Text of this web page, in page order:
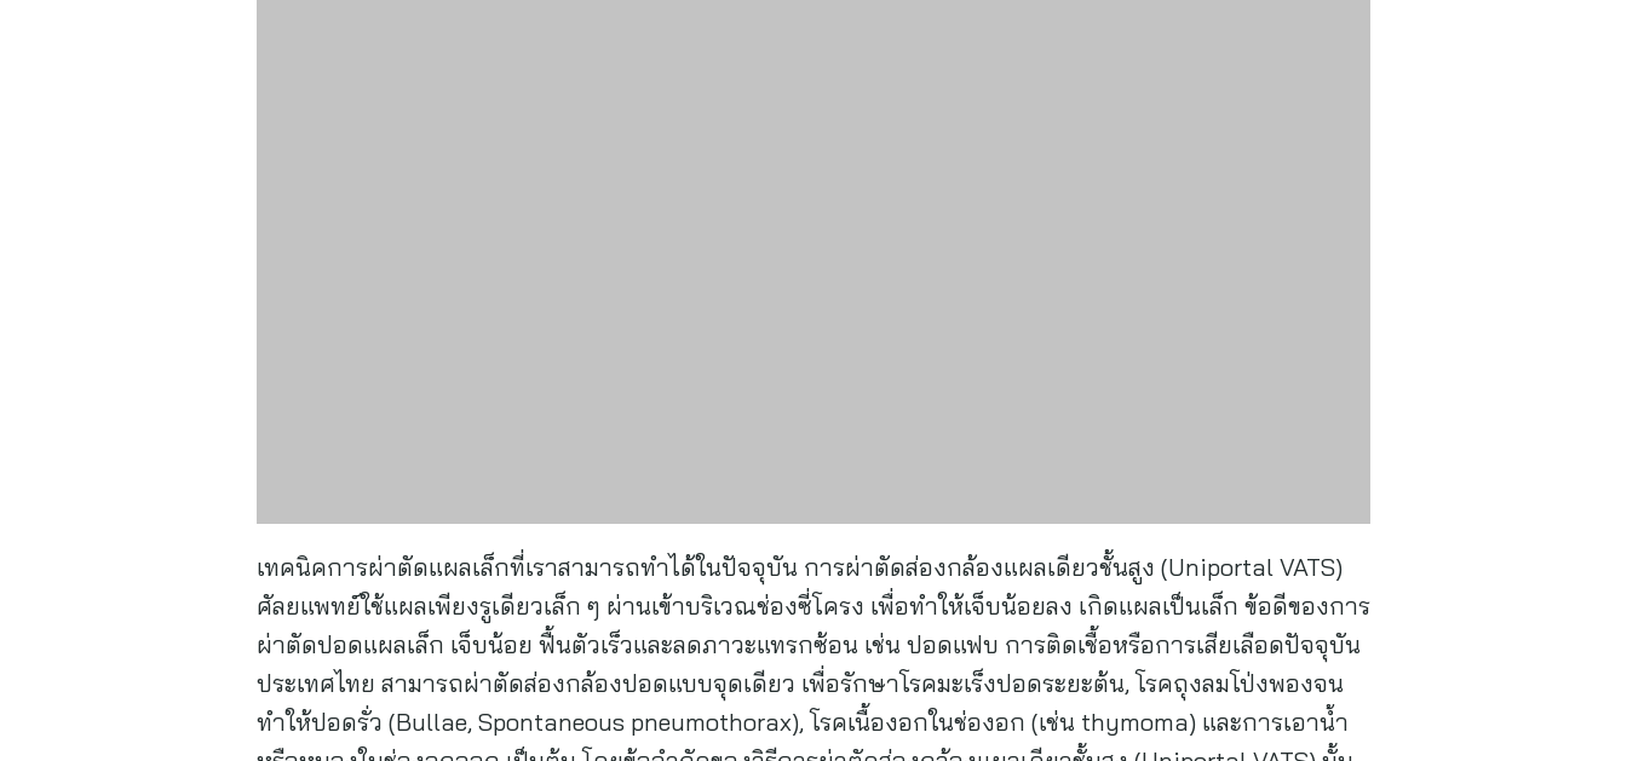
เทคนิคการผ่าตัดแผลเล็กที่เราสามารถทำได้ในปัจจุบัน การผ่าตัดส่องกล้องแผลเดียวชั้นสูง (Uniportal VATS)
ศัลยแพทย์ใช้แผลเพียงรูเดียวเล็ก ๆ ผ่านเข้าบริเวณช่องซี่โครง เพื่อทำให้เจ็บน้อยลง เกิดแผลเป็นเล็ก ข้อดีของการ
ผ่าตัดปอดแผลเล็ก เจ็บน้อย ฟื้นตัวเร็วและลดภาวะแทรกซ้อน เช่น ปอดแฟบ การติดเชื้อหรือการเสียเลือดปัจจุบัน
ประเทศไทย สามารถผ่าตัดส่องกล้องปอดแบบจุดเดียว เพื่อรักษาโรคมะเร็งปอดระยะต้น, โรคถุงลมโป่งพองจน
ทำให้ปอดรั่ว (Bullae, Spontaneous pneumothorax), โรคเนื้องอกในช่องอก (เช่น thymoma) และการเอาน้ำ